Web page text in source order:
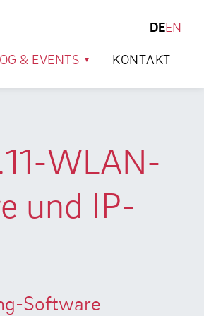
DEEN
& EVENTS KONTAKT
WLAN-
und IP-
Software